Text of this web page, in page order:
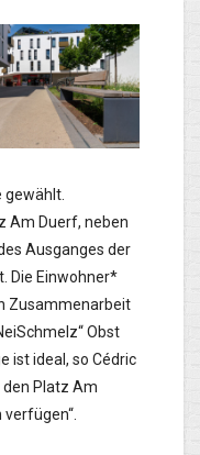
gewählt.
Am Duerf, neben
Ausganges der
Die Einwohner*
Zusammenarbeit
Obst
ist ideal, so Cédric
den Platz Am